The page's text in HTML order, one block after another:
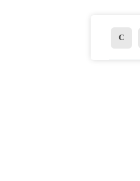
C